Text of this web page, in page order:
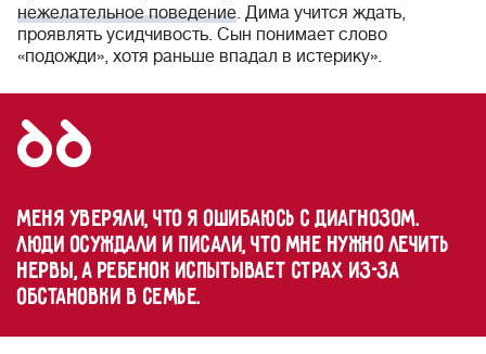
нежелательное поведение. Дима учится ждать,
проявлять усидчивость. Сын понимает слово
«подожди», хотя раньше впадал в истерику».
Меня уверяли, что я ошибаюсь с диагнозом.
Люди осуждали и писали, что мне нужно лечить
нервы, а ребенок испытывает страх из-за
обстановки в семье.